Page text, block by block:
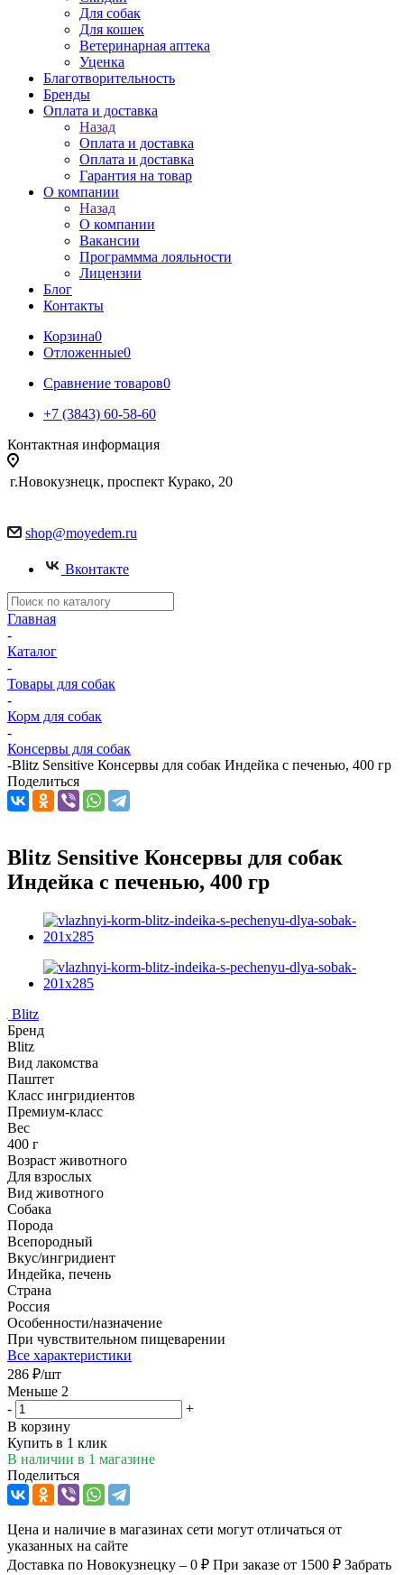
Для собак
Для кошек
Ветеринарная аптека
Уценка
Благотворительность
Бренды
Оплата и доставка
Назад
Оплата и доставка
Оплата и доставка
Гарантия на товар
О компании
Назад
О компании
Вакансии
Программма лояльности
Лицензии
Блог
Контакты
Корзина0
Отложенные0
Сравнение товаров0
+7 (3843) 60-58-60
Контактная информация
г.Новокузнецк, проспект Курако, 20
shop@moyedem.ru
Вконтакте
Главная
-
Каталог
-
Товары для собак
-
Корм для собак
-
Консервы для собак
-Blitz Sensitive Консервы для собак Индейка с печенью, 400 гр
Поделиться
Blitz Sensitive Консервы для собак
Индейка с печенью, 400 гр
Blitz
Бренд
Blitz
Вид лакомства
Паштет
Класс ингридиентов
Премиум-класс
Вес
400 г
Возраст животного
Для взрослых
Вид животного
Собака
Порода
Всепородный
Вкус/ингридиент
Индейка, печень
Страна
Россия
Особенности/назначение
При чувствительном пищеварении
Все характеристики
286 ₽/шт
Меньше 2
-
+
В корзину
Купить в 1 клик
В наличии в 1 магазине
Поделиться
Цена и наличие в магазинах сети могут отличаться от
указанных на сайте
Доставка по Новокузнецку – 0 ₽ При заказе от 1500 ₽ Забрать